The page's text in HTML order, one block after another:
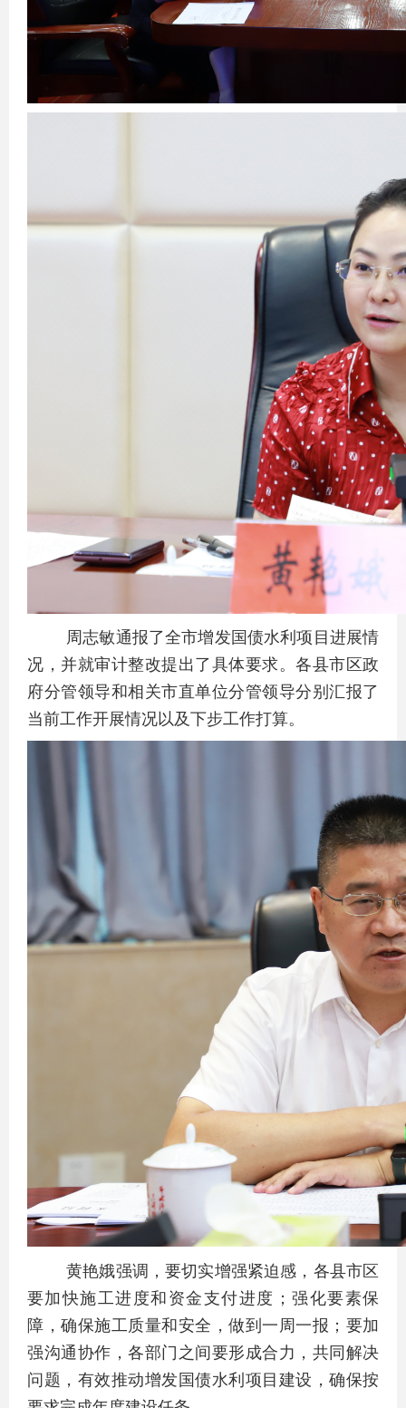
周志敏通报了全市增发国债水利项目进展情
况，并就审计整改提出了具体要求。各县市区政
府分管领导和相关市直单位分管领导分别汇报了
当前工作开展情况以及下步工作打算。
黄艳娥强调，要切实增强紧迫感，各县市区
要加快施工进度和资金支付进度；强化要素保
障，确保施工质量和安全，做到一周一报；要加
强沟通协作，各部门之间要形成合力，共同解决
问题，有效推动增发国债水利项目建设，确保按